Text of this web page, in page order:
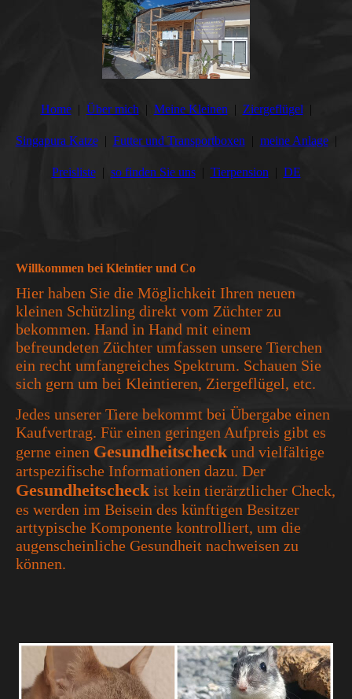
Home Über mich Meine Kleinen Ziergeflügel
Singapura Katze Futter und Transportboxen meine Anlage
Preisliste so finden Sie uns Tierpension DE
Willkommen bei Kleintier und Co
Hier haben Sie die Möglichkeit Ihren neuen
kleinen Schützling direkt vom Züchter zu
bekommen. Hand in Hand mit einem
befreundeten Züchter umfassen unsere Tierchen
ein recht umfangreiches Spektrum. Schauen Sie
sich gern um bei Kleintieren, Ziergeflügel, etc.
Jedes unserer Tiere bekommt bei Übergabe einen
Kaufvertrag. Für einen geringen Aufpreis gibt es
gerne einen Gesundheitscheck und vielfältige
artspezifische Informationen dazu. Der
Gesundheitscheck ist kein tierärztlicher Check,
es werden im Beisein des künftigen Besitzer
arttypische Komponente kontrolliert, um die
augenscheinliche Gesundheit nachweisen zu
können.